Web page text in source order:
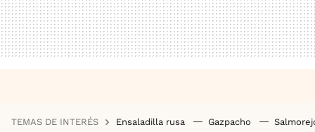
TEMAS DE INTERÉS Ensaladilla rusa Gazpacho